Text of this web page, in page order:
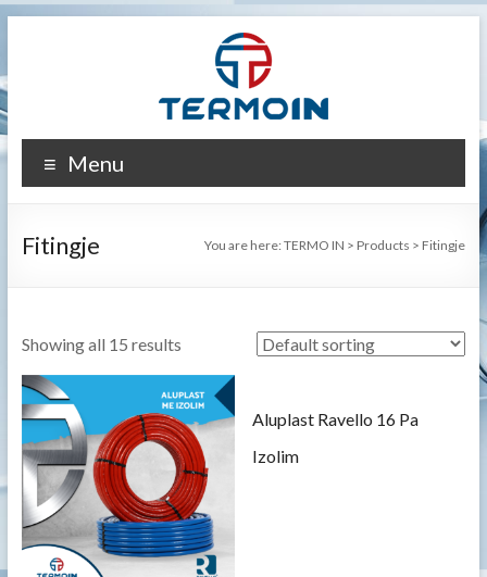
TERMO
IN
Menu
Fitingje You are here:TERMO IN > Products > Fitingje
Showing all 15 results
Aluplast Ravello 16 Pa
Izolim